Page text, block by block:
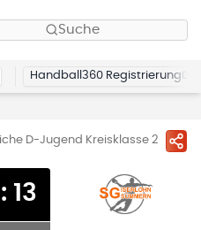
Suche
Handball360 Registrierung
D-Jugend Kreisklasse 2
: 13